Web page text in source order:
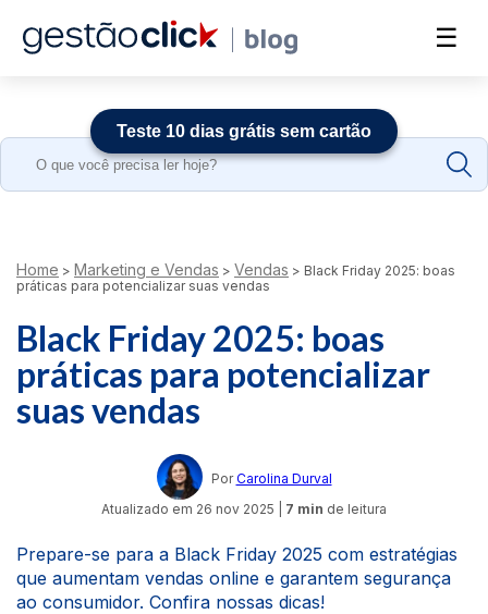
☰
Search
Home > Marketing e Vendas > Vendas > Black Friday 2025: boas
práticas para potencializar suas vendas
Black Friday 2025: boas
práticas para potencializar
suas vendas
Por Carolina Durval
Atualizado em 26 nov 2025 7 min de leitura
Prepare-se para a Black Friday 2025 com estratégias
que aumentam vendas online e garantem segurança
ao consumidor. Confira nossas dicas!
Teste 10 dias grátis sem cartão